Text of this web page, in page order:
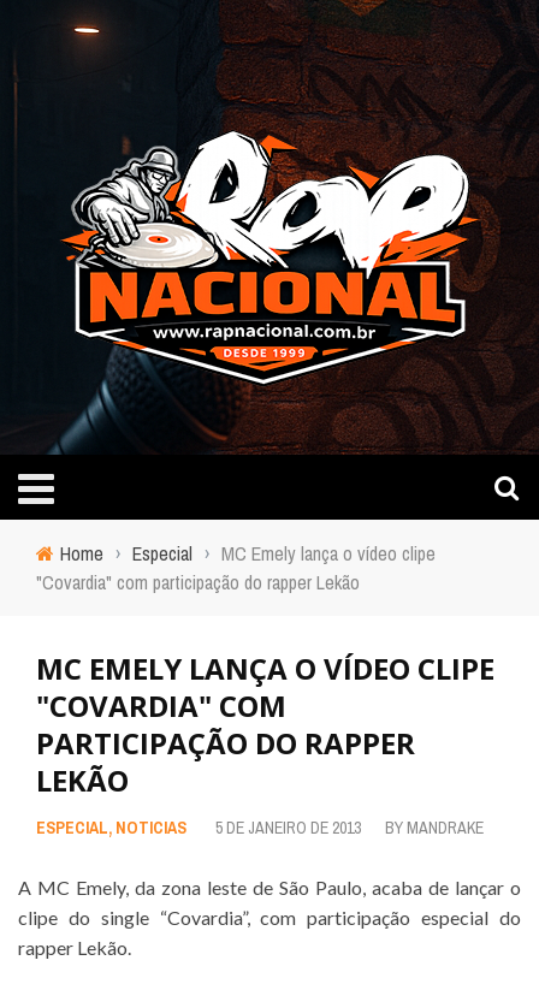
Home › Especial › MC Emely lança o vídeo clipe
"Covardia" com participação do rapper Lekão
MC EMELY LANÇA O VÍDEO CLIPE
"COVARDIA" COM
PARTICIPAÇÃO DO RAPPER
LEKÃO
ESPECIAL, NOTICIAS 5 DE JANEIRO DE 2013 BY MANDRAKE
A MC Emely, da zona leste de São Paulo, acaba de lançar o
clipe do single “Covardia”, com participação especial do
rapper Lekão.